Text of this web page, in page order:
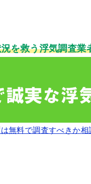
を救う浮気調査業
は無料で調査すべきか相